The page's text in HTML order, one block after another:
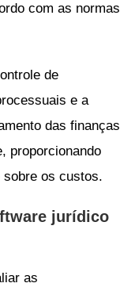
com as normas
de
e a
das finanças
proporcionando
sobre os custos.
jurídico
as